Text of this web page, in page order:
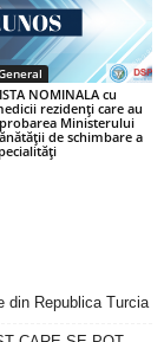
NOMINALA cu
rezidenţi care au
Ministerului
de schimbare a
din Republica Turcia